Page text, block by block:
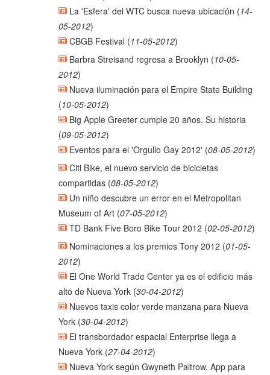
La 'Esfera' del WTC busca nueva ubicación (14-
05-2012)
CBGB Festival (11-05-2012)
Barbra Streisand regresa a Brooklyn (10-05-
2012)
Nueva iluminación para el Empire State Building
(10-05-2012)
Big Apple Greeter cumple 20 años. Su historia
(09-05-2012)
Eventos para el 'Orgullo Gay 2012' (08-05-2012)
Citi Bike, el nuevo servicio de bicicletas
compartidas(08-05-2012)
Un niño descubre un error en el Metropolitan
Museum of Art(07-05-2012)
TD Bank Five Boro Bike Tour 2012 (02-05-2012)
Nominaciones a los premios Tony 2012 (01-05-
2012)
El One World Trade Center ya es el edificio más
alto de Nueva York(30-04-2012)
Nuevos taxis color verde manzana para Nueva
York(30-04-2012)
El transbordador espacial Enterprise llega a
Nueva York(27-04-2012)
Nueva York según Gwyneth Paltrow. App para